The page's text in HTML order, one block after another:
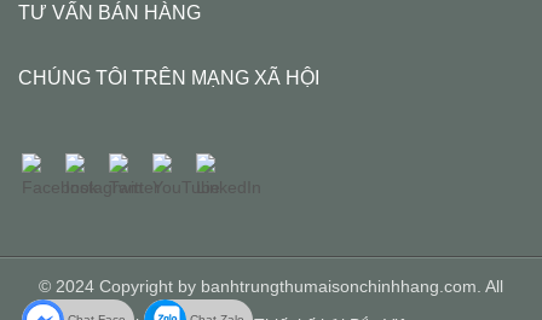
TƯ VẤN BÁN HÀNG
CHÚNG TÔI TRÊN MẠNG XÃ HỘI
© 2024 Copyright by banhtrungthumaisonchinhhang.com. All